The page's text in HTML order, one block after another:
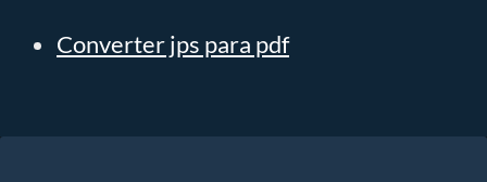
Converter jps para pdf